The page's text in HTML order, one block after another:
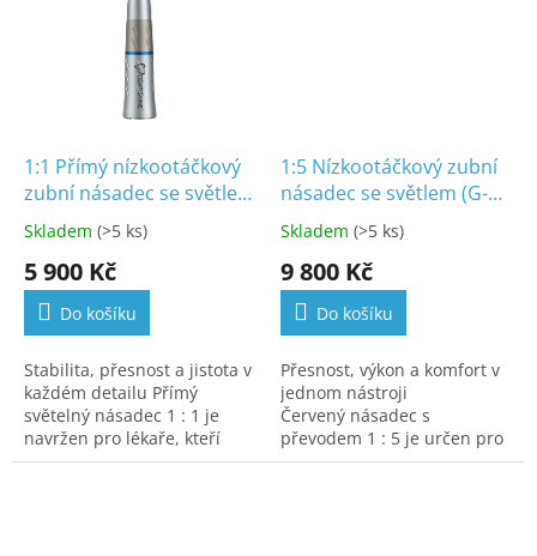
1:1 Přímý nízkootáčkový
zubní násadec se světlem
a vnitřním vodním
sprejem (G-303)
Skladem (>5 ks)
5 900 Kč
Do košíku
Stabilita, přesnost a jistota v
každém detailu Přímý
světelný násadec 1 : 1 je
navržen pro lékaře, kteří
potřebují maximální cit,
1:5 Nízkootáčkový zubní
násadec se světlem (G-
328)
Skladem (>5 ks)
9 800 Kč
Do košíku
Přesnost, výkon a komfort v
jednom nástroji
Červený násadec s
převodem 1 : 5 je určen pro
zubaře, kteří chtějí spojit